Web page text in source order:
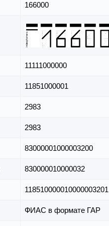
166000
11111000000
11851000001
2983
2983
83000001000003200
830000010000032
118510000010000003201
ФИАС в формате ГАР